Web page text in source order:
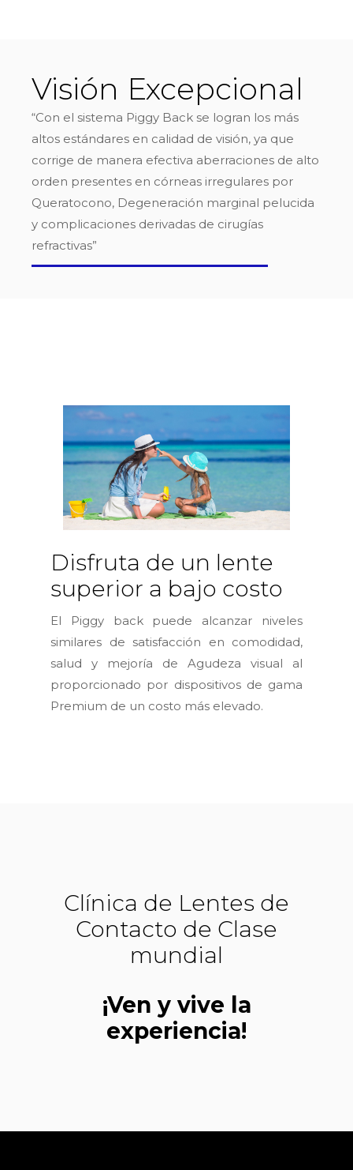
Visión Excepcional
“Con el sistema Piggy Back se logran los más
altos estándares en calidad de visión, ya que
corrige de manera efectiva aberraciones de alto
orden presentes en córneas irregulares por
Queratocono, Degeneración marginal pelucida
y complicaciones derivadas de cirugías
refractivas”
Disfruta de un lente
superior a bajo costo
El Piggy back puede alcanzar niveles
similares de satisfacción en comodidad,
salud y mejoría de Agudeza visual al
proporcionado por dispositivos de gama
Premium de un costo más elevado.
Clínica de Lentes de
Contacto de Clase
mundial
¡Ven y vive la
experiencia!